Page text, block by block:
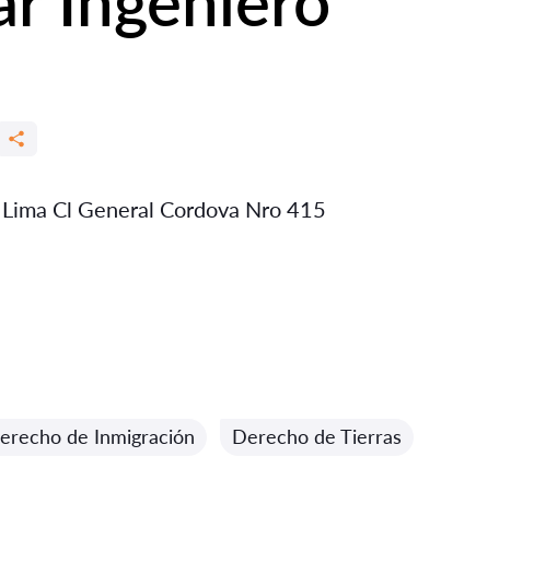
Cl General Cordova Nro 415
de Inmigración Derecho de Tierras